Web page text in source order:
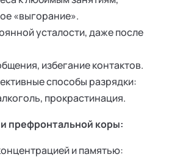
«выгорание».
усталости, даже после
избегание контактов.
способы разрядки:
прокрастинация.
префронтальной коры:
и памятью: